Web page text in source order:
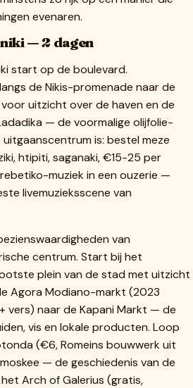
evenaren.
— 2 dagen
start op de boulevard.
de Nikis-promenade naar de
uitzicht over de haven en de
— de voormalige olijfolie-
is: bestel meze
htipiti, saganaki, €15-25 per
muziek in een ouzerie —
livemuzieksscene van
van
centrum. Start bij het
plein van de stad met uitzicht
Agora Modiano-markt (2023
vers) naar de Kapani Markt — de
vis en lokale producten. Loop
(€6, Romeins bouwwerk uit
— de geschiedenis van de
Arch of Galerius (gratis,